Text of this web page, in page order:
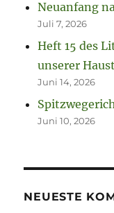
Neuanfang
Juli 7, 2026
Heft 15 des
unserer
Juni 14, 2026
Spitzwegerich
Juni 10, 2026
NEUESTE